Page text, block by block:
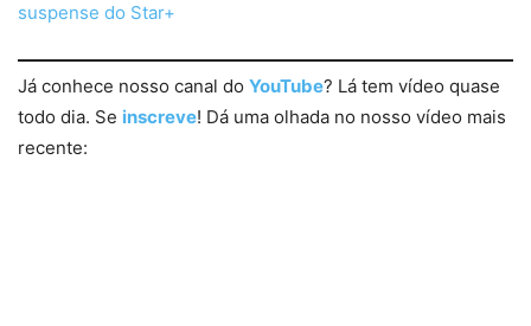
suspense do Star+
Já conhece nosso canal do YouTube? Lá tem vídeo quase
todo dia. Se inscreve! Dá uma olhada no nosso vídeo mais
recente: